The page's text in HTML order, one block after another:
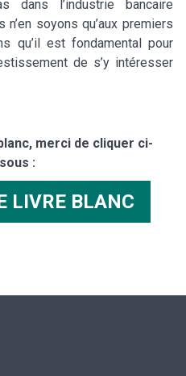
dans l’industrie bancaire
soyons qu’aux premiers
qu’il est fondamental pour
de s’y intéresser
merci de cliquer ci-
:
LIVRE BLANC